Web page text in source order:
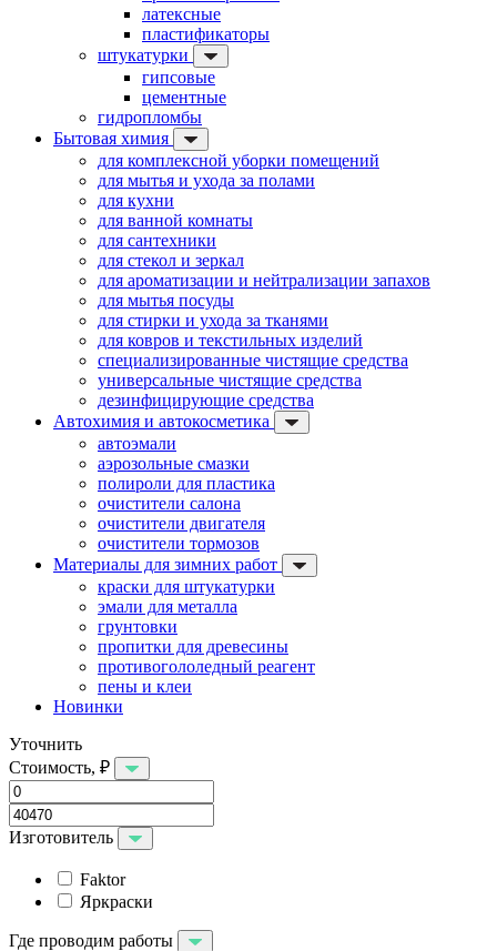
латексные
пластификаторы
штукатурки
гипсовые
цементные
гидропломбы
Бытовая химия
для комплексной уборки помещений
для мытья и ухода за полами
для кухни
для ванной комнаты
для сантехники
для стекол и зеркал
для ароматизации и нейтрализации запахов
для мытья посуды
для стирки и ухода за тканями
для ковров и текстильных изделий
специализированные чистящие средства
универсальные чистящие средства
дезинфицирующие средства
Автохимия и автокосметика
автоэмали
аэрозольные смазки
полироли для пластика
очистители салона
очистители двигателя
очистители тормозов
Материалы для зимних работ
краски для штукатурки
эмали для металла
грунтовки
пропитки для древесины
противогололедный реагент
пены и клеи
Новинки
Уточнить
Стоимость, ₽
Изготовитель
Faktor
Яркраски
Где проводим работы